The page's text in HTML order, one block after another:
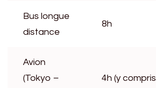
Bus longue
distance
8h
Avion
(Tokyo –
4h (y compris